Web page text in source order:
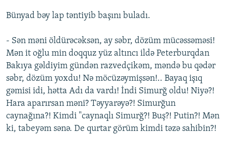
Bünyad bəy lap təntiyib başını buladı.
- Sən məni öldürəcəksən, ay səbr, dözüm mücəssəməsi!
Mən it oğlu min doqquz yüz altıncı ildə Peterburqdan
Bakıya gəldiyim gündən razvedçikəm, məndə bu qədər
səbr, dözüm yoxdu! Nə möcüzəymişsən!.. Bayaq işıq
gəmisi idi, hətta Adı da vardı! İndi Simurğ oldu! Niyə?!
Hara aparırsan məni? Təyyarəyə?! Simurğun
caynağına?! Kimdi "caynaqlı Simurğ?! Buş?! Putin?! Mən
ki, tabeyəm sənə. De qurtar görüm kimdi təzə sahibin?!